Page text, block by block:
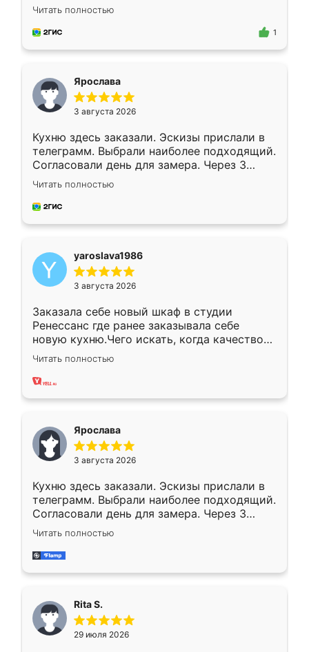
короткие сроки изготовления. Приехавший
для замера сотрудник Владислав
предложил по моему эскизу самый
Читать полностью
1
Ярослава
3 августа 2026
Кухню здесь заказали. Эскизы прислали в
телеграмм. Выбрали наиболее подходящий.
Согласовали день для замера. Через 3
недели кухня была уже готова. Остались
довольны работой. Спасибо Ренессанс
мебель за качественную работу!
Читать полностью
yaroslava1986
3 августа 2026
Заказала себе новый шкаф в студии
Ренессанс где ранее заказывала себе
новую кухню.Чего искать, когда качеством
вполне довольна. Служит кухня уже почти
два года, нареканий нет.
Читать полностью
Ярослава
3 августа 2026
Кухню здесь заказали. Эскизы прислали в
телеграмм. Выбрали наиболее подходящий.
Согласовали день для замера. Через 3
недели кухня была уже готова. Остались
довольны работой. Спасибо Ренессанс
мебель за качественную работу!
Читать полностью
Rita S.
29 июля 2026